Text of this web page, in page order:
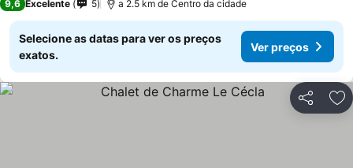
9,6 Excelente 5 a 2.5 km de Centro da cidade
Selecione as datas para ver os preços
exatos.
Ver preços
Partilhar